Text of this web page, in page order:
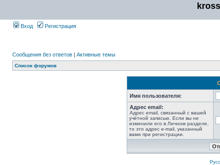
Вход Регистрация
Сообщения без ответов | Активные темы
Список форумов
Имя пользователя:
Адрес email:
Адрес email, связанный с вашей
учётной записью. Если вы не
изменили его в Личном разделе,
то это адрес e-mail, указанный
вами при регистрации.